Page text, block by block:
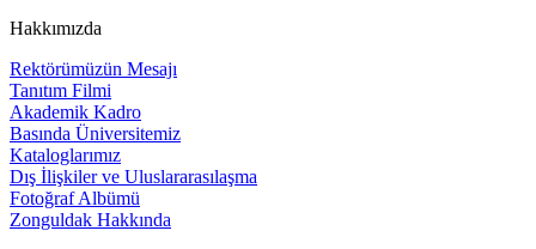
Hakkımızda
Rektörümüzün Mesajı
Tanıtım Filmi
Akademik Kadro
Basında Üniversitemiz
Kataloglarımız
Dış İlişkiler ve Uluslararasılaşma
Fotoğraf Albümü
Zonguldak Hakkında